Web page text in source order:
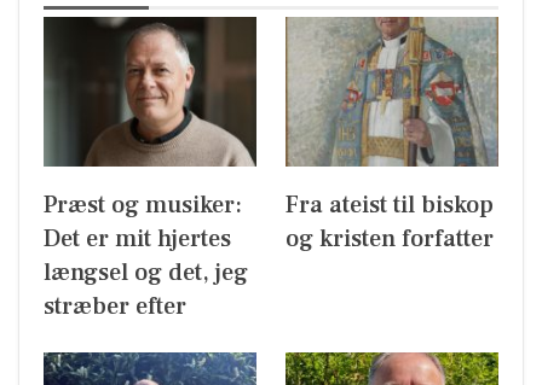
Præst og musiker:
Det er mit hjertes
længsel og det, jeg
stræber efter
Fra ateist til biskop
og kristen forfatter